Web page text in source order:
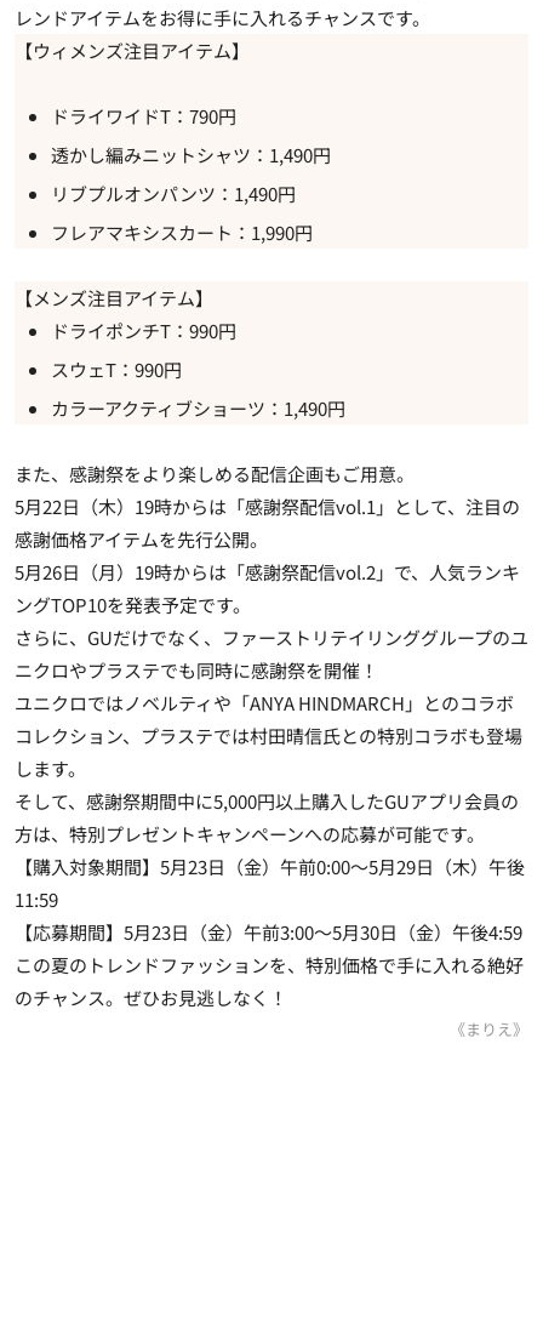
レンドアイテムをお得に手に入れるチャンスです。
【ウィメンズ注目アイテム】
ドライワイドT：790円
透かし編みニットシャツ：1,490円
リブプルオンパンツ：1,490円
フレアマキシスカート：1,990円
【メンズ注目アイテム】
ドライポンチT：990円
スウェT：990円
カラーアクティブショーツ：1,490円
また、感謝祭をより楽しめる配信企画もご用意。
5月22日（木）19時からは「感謝祭配信vol.1」として、注目の
感謝価格アイテムを先行公開。
5月26日（月）19時からは「感謝祭配信vol.2」で、人気ランキ
ングTOP10を発表予定です。
さらに、GUだけでなく、ファーストリテイリンググループのユ
ニクロやプラステでも同時に感謝祭を開催！
ユニクロではノベルティや「ANYA HINDMARCH」とのコラボ
コレクション、プラステでは村田晴信氏との特別コラボも登場
します。
そして、感謝祭期間中に5,000円以上購入したGUアプリ会員の
方は、特別プレゼントキャンペーンへの応募が可能です。
【購入対象期間】5月23日（金）午前0:00～5月29日（木）午後
11:59
【応募期間】5月23日（金）午前3:00～5月30日（金）午後4:59
この夏のトレンドファッションを、特別価格で手に入れる絶好
のチャンス。ぜひお見逃しなく！
《まりえ》